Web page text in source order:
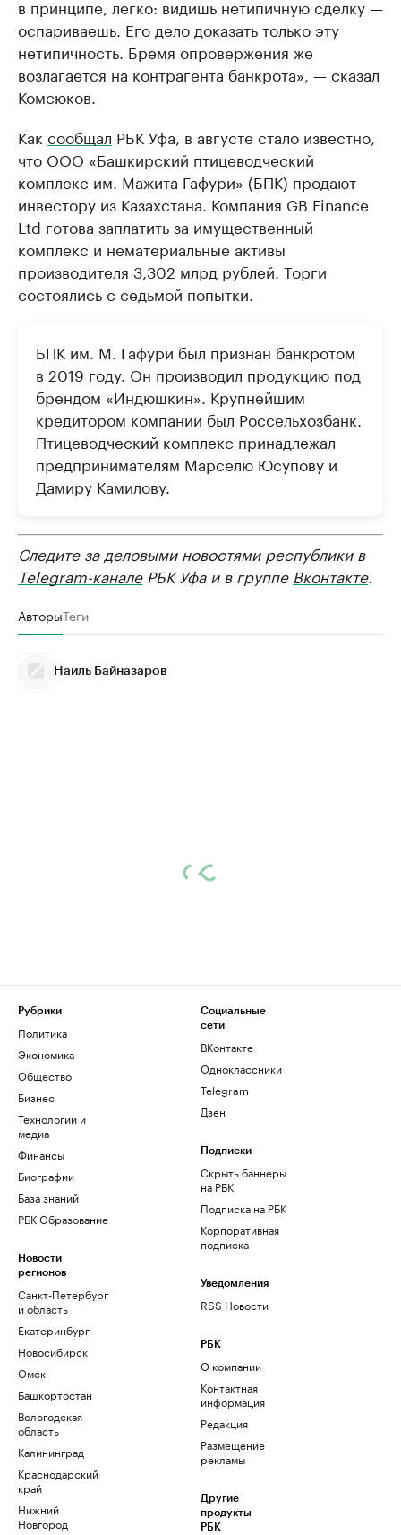
в принципе, легко: видишь нетипичную сделку —
оспариваешь. Его дело доказать только эту
нетипичность. Бремя опровержения же
возлагается на контрагента банкрота», — сказал
Комсюков.
Как сообщал РБК Уфа, в августе стало известно,
что ООО «Башкирский птицеводческий
комплекс им. Мажита Гафури» (БПК) продают
инвестору из Казахстана. Компания GB Finance
Ltd готова заплатить за имущественный
комплекс и нематериальные активы
производителя 3,302 млрд рублей. Торги
состоялись с седьмой попытки.
БПК им. М. Гафури был признан банкротом
в 2019 году. Он производил продукцию под
брендом «Индюшкин». Крупнейшим
кредитором компании был Россельхозбанк.
Птицеводческий комплекс принадлежал
предпринимателям Марселю Юсупову и
Дамиру Камилову.
Следите за деловыми новостями республики в
Telegram-каналеРБК Уфа и в группе Вконтакте.
АвторыТеги
Наиль Байназаров
Рубрики
Политика
Экономика
Общество
Бизнес
Технологии и
медиа
Финансы
Биографии
База знаний
РБК Образование
Новости
регионов
Санкт-Петербург
и область
Екатеринбург
Новосибирск
Омск
Башкортостан
Вологодская
область
Калининград
Краснодарский
край
Нижний
Новгород
Социальные
сети
ВКонтакте
Одноклассники
Telegram
Дзен
Подписки
Скрыть баннеры
на РБК
Подписка на РБК
Корпоративная
подписка
Уведомления
RSS Новости
РБК
О компании
Контактная
информация
Редакция
Размещение
рекламы
Другие
продукты
РБК